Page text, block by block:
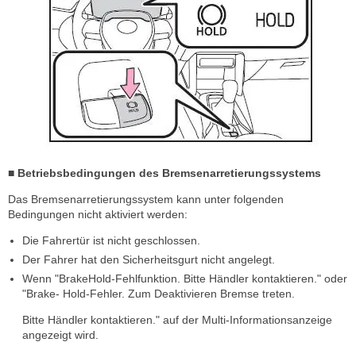
■ Betriebsbedingungen des Bremsenarretierungssystems
Das Bremsenarretierungssystem kann unter folgenden
Bedingungen nicht aktiviert werden:
Die Fahrertür ist nicht geschlossen.
Der Fahrer hat den Sicherheitsgurt nicht angelegt.
Wenn "BrakeHold-Fehlfunktion. Bitte Händler kontaktieren." oder
"Brake- Hold-Fehler. Zum Deaktivieren Bremse treten.
Bitte Händler kontaktieren." auf der Multi-Informationsanzeige
angezeigt wird.